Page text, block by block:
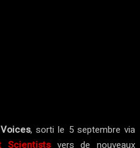
Voices, sorti le 5 septembre via
Scientistsvers de nouveaux